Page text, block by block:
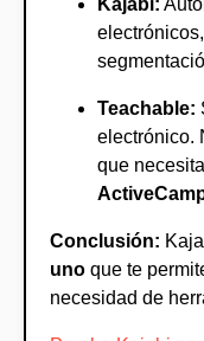
Kajabi:
Teachable:
electrónico.
que
Conclusión:
unoque te
necesidad de